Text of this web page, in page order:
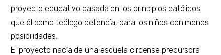
proyecto educativo basada en los principios católicos
que él como teólogo defendía, para los niños con menos
posibilidades.
El proyecto nacía de una escuela circense precursora